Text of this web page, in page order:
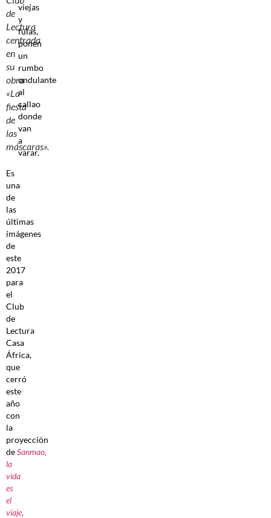
de
Lectura
centrada
en
su
obra
«La
fiesta
de
las
máscaras».
viejas
y
fulas,
ponen
un
rumbo
ondulante
al
callao
donde
van
a
varar.
Es
una
de
las
últimas
imágenes
de
este
2017
para
el
Club
de
Lectura
Casa
África,
que
cerró
este
año
con
la
proyección
deSanmao,
la
vida
es
el
viaje,